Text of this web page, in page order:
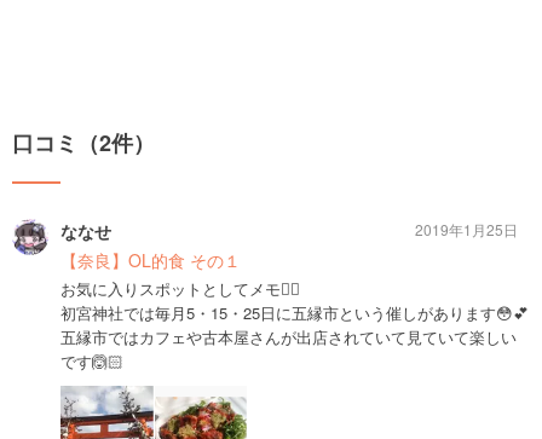
口コミ（2件）
ななせ
【奈良】OL的食 その１
お気に入りスポットとしてメモ✍🏻
初宮神社では毎月5・15・25日に五縁市という催しがあります😳💕
五縁市ではカフェや古本屋さんが出店されていて見ていて楽しい
です🙆🏻
2019年1月25日